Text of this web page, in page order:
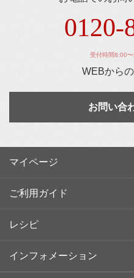
0120-
受付時間8:00
WEBから
お問い合
マイページ
ご利用ガイド
レシピ
インフォメーション